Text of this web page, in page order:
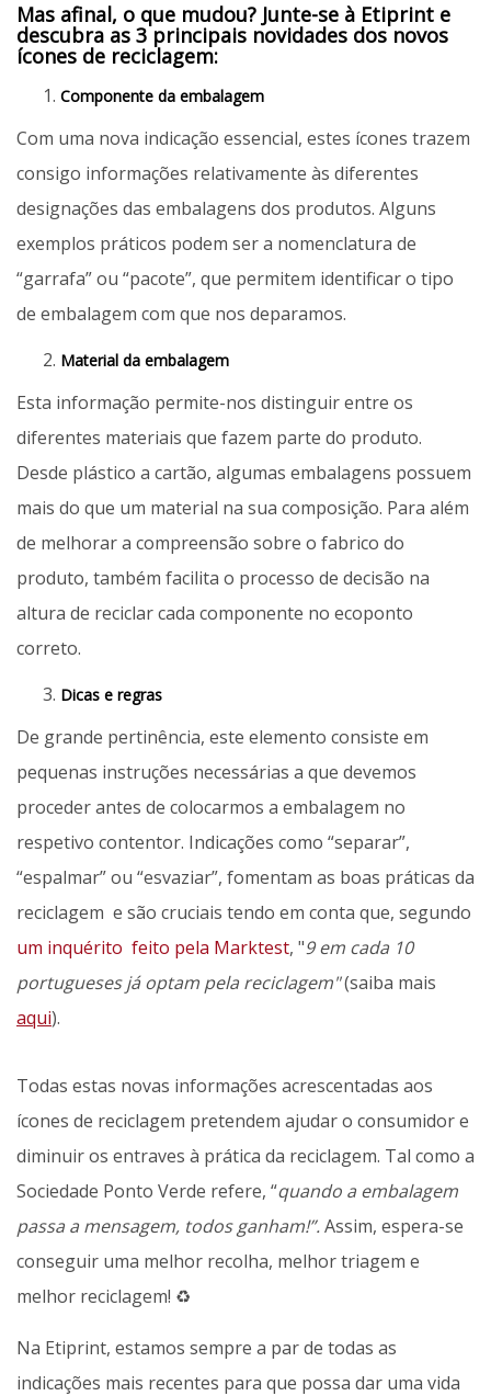
Mas afinal, o que mudou? Junte-se à Etiprint e
descubra as 3 principais novidades dos novos
ícones de reciclagem:
Componente da embalagem
Com uma nova indicação essencial, estes ícones trazem
consigo informações relativamente às diferentes
designações das embalagens dos produtos. Alguns
exemplos práticos podem ser a nomenclatura de
“garrafa” ou “pacote”, que permitem identificar o tipo
de embalagem com que nos deparamos.
Material da embalagem
Esta informação permite-nos distinguir entre os
diferentes materiais que fazem parte do produto.
Desde plástico a cartão, algumas embalagens possuem
mais do que um material na sua composição. Para além
de melhorar a compreensão sobre o fabrico do
produto, também facilita o processo de decisão na
altura de reciclar cada componente no ecoponto
correto.
Dicas e regras
De grande pertinência, este elemento consiste em
pequenas instruções necessárias a que devemos
proceder antes de colocarmos a embalagem no
respetivo contentor. Indicações como “separar”,
“espalmar” ou “esvaziar”, fomentam as boas práticas da
reciclagem e são cruciais tendo em conta que, segundo
um inquérito feito pela Marktest, "9 em cada 10
portugueses já optam pela reciclagem"(saiba mais
aqui).
Todas estas novas informações acrescentadas aos
ícones de reciclagem pretendem ajudar o consumidor e
diminuir os entraves à prática da reciclagem. Tal como a
Sociedade Ponto Verde refere, “quando a embalagem
passa a mensagem, todos ganham!”.Assim, espera-se
conseguir uma melhor recolha, melhor triagem e
melhor reciclagem! ♻️
Na Etiprint, estamos sempre a par de todas as
indicações mais recentes para que possa dar uma vida